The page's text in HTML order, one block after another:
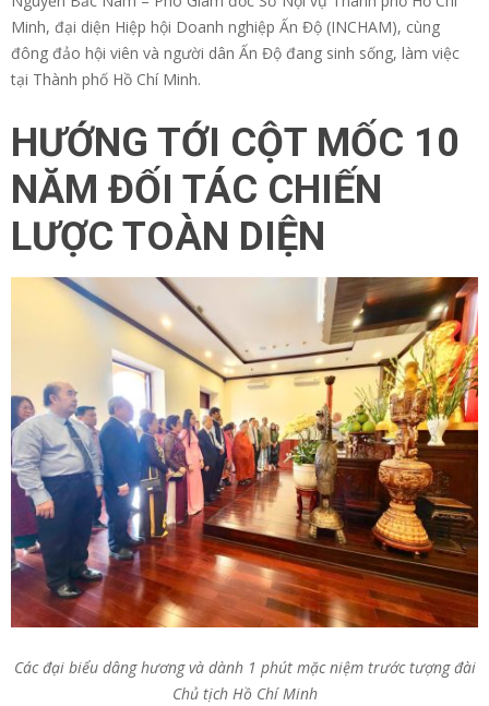
Minh, đại diện Hiệp hội Doanh nghiệp Ấn Độ (INCHAM), cùng
đông đảo hội viên và người dân Ấn Độ đang sinh sống, làm việc
tại Thành phố Hồ Chí Minh.
HƯỚNG TỚI CỘT MỐC 10
NĂM ĐỐI TÁC CHIẾN
LƯỢC TOÀN DIỆN
Các đại biểu dâng hương và dành 1 phút mặc niệm trước tượng đài
Chủ tịch Hồ Chí Minh